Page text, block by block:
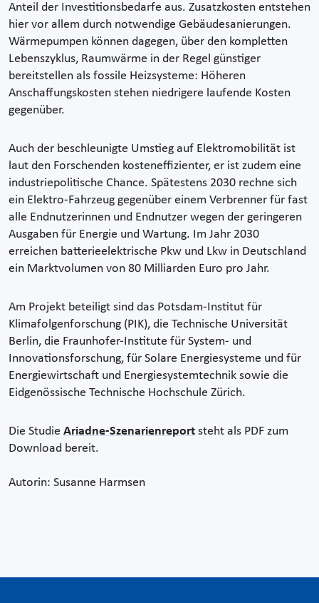
Anteil der Investitionsbedarfe aus. Zusatzkosten entstehen
hier vor allem durch notwendige Gebäudesanierungen.
Wärmepumpen können dagegen, über den kompletten
Lebenszyklus, Raumwärme in der Regel günstiger
bereitstellen als fossile Heizsysteme: Höheren
Anschaffungskosten stehen niedrigere laufende Kosten
gegenüber.
Auch der beschleunigte Umstieg auf Elektromobilität ist
laut den Forschenden kosteneffizienter, er ist zudem eine
industriepolitische Chance. Spätestens 2030 rechne sich
ein Elektro-Fahrzeug gegenüber einem Verbrenner für fast
alle Endnutzerinnen und Endnutzer wegen der geringeren
Ausgaben für Energie und Wartung. Im Jahr 2030
erreichen batterieelektrische Pkw und Lkw in Deutschland
ein Marktvolumen von 80 Milliarden Euro pro Jahr.
Am Projekt beteiligt sind das Potsdam-Institut für
Klimafolgenforschung (PIK), die Technische Universität
Berlin, die Fraunhofer-Institute für System- und
Innovationsforschung, für Solare Energiesysteme und für
Energiewirtschaft und Energiesystemtechnik sowie die
Eidgenössische Technische Hochschule Zürich.
Die Studie Ariadne-Szenarienreport steht als PDF zum
Download bereit.
Autorin: Susanne Harmsen